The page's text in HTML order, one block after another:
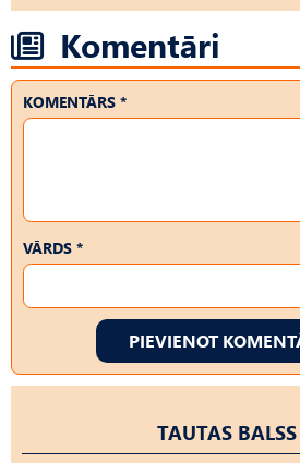
Komentāri
KOMENTĀRS *
VĀRDS *
PIEVIENOT
TAUTAS BALSS